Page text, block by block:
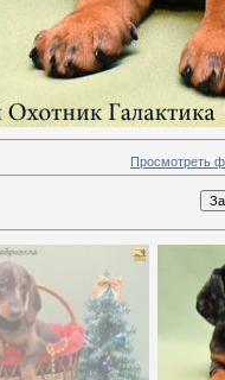
Просмотреть